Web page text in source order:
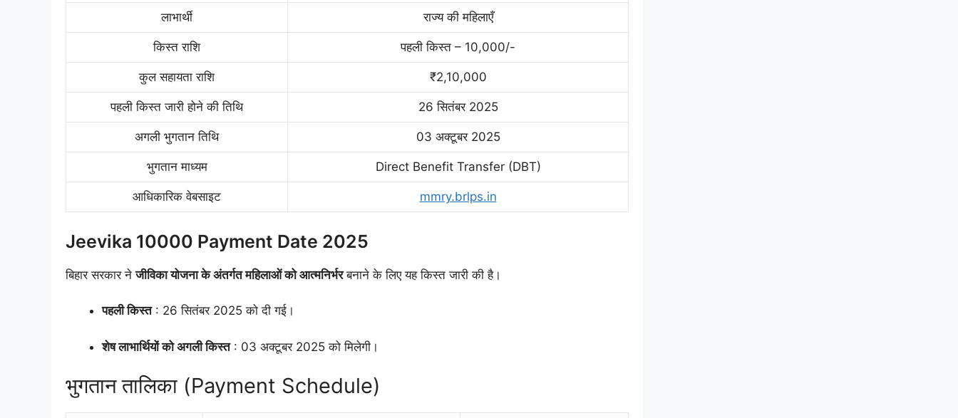
लाभार्थी राज्य की महिलाएँ
किस्त राशि पहली किस्त – 10,000/-
कुल सहायता राशि ₹2,10,000
पहली किस्त जारी होने की तिथि 26 सितंबर 2025
अगली भुगतान तिथि 03 अक्टूबर 2025
भुगतान माध्यम Direct Benefit Transfer (DBT)
आधिकारिक वेबसाइट mmry.brlps.in
Jeevika 10000 Payment Date 2025
बिहार सरकार नेजीविका योजना के अंतर्गत महिलाओं को आत्मनिर्भरबनाने के लिए यह किस्त जारी की है।
पहली किस्त: 26 सितंबर 2025 को दी गई।
शेष लाभार्थियों को अगली किस्त: 03 अक्टूबर 2025 को मिलेगी।
भुगतान तालिका (Payment Schedule)